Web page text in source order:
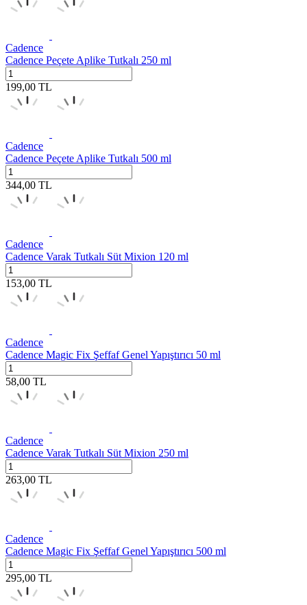
Cadence
Cadence Peçete Aplike Tutkalı 250 ml
199,00 TL
Cadence
Cadence Peçete Aplike Tutkalı 500 ml
344,00 TL
Cadence
Cadence Varak Tutkalı Süt Mixion 120 ml
153,00 TL
Cadence
Cadence Magic Fix Şeffaf Genel Yapıştırıcı 50 ml
58,00 TL
Cadence
Cadence Varak Tutkalı Süt Mixion 250 ml
263,00 TL
Cadence
Cadence Magic Fix Şeffaf Genel Yapıştırıcı 500 ml
295,00 TL